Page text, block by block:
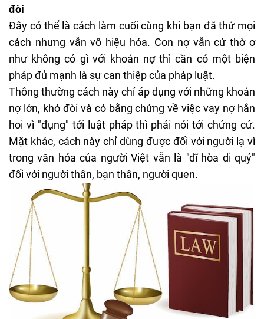
đòi
Đây có thể là cách làm cuối cùng khi bạn đã thử mọi
cách nhưng vẫn vô hiệu hóa. Con nợ vẫn cứ thờ ơ
như không có gì với khoản nợ thì cần có một biện
pháp đủ mạnh là sự can thiệp của pháp luật.
Thông thường cách này chỉ áp dụng với những khoản
nợ lớn, khó đòi và có bằng chứng về việc vay nợ hẳn
hoi vì "đụng" tới luật pháp thì phải nói tới chứng cứ.
Mặt khác, cách này chỉ dùng được đối với người lạ vì
trong văn hóa của người Việt vẫn là "dĩ hòa di quý"
đối với người thân, bạn thân, người quen.